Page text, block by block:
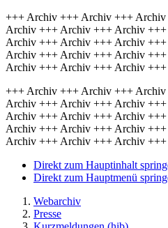
+++ Archiv +++ Archiv +++
Archiv +++ Archiv +++ Archiv
Archiv +++ Archiv +++ Archiv
Archiv +++ Archiv +++ Archiv
Archiv +++ Archiv +++ Archiv
+++ Archiv +++ Archiv +++
Archiv +++ Archiv +++ Archiv
Archiv +++ Archiv +++ Archiv
Archiv +++ Archiv +++ Archiv
Archiv +++ Archiv +++ Archiv
Direkt zum Hauptinhalt
Direkt zum Hauptmenü
Webarchiv
Presse